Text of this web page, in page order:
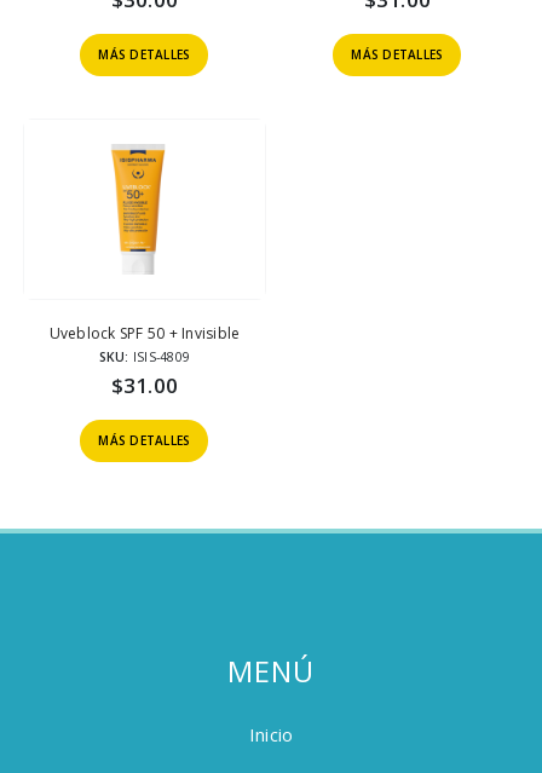
MÁS DETALLES MÁS DETALLES
Uveblock SPF 50 + Invisible
SKU: ISIS-4809
$31.00
MÁS DETALLES
MENÚ
Inicio